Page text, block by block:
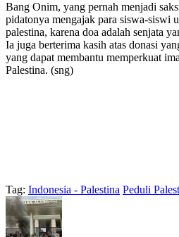
Bang Onim, yang pernah menjadi
pidatonya mengajak para siswa-siswi
palestina, karena doa adalah senjata
Ia juga berterima kasih atas donasi
yang dapat membantu memperkuat
Palestina. (sng)
Tag: Indonesia - Palestina Peduli